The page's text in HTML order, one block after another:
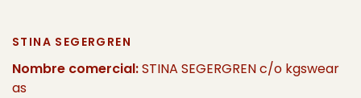
STINA SEGERGREN
Nombre comercial:STINA SEGERGREN c/o kgswear
as